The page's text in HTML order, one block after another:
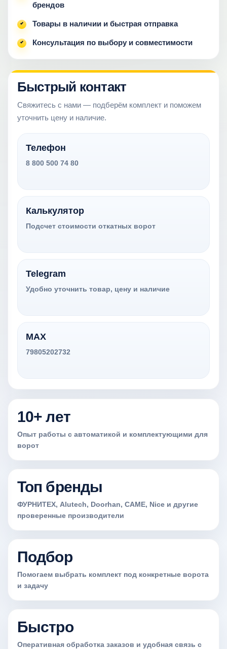
брендов
Товары в наличии и быстрая отправка
Консультация по выбору и совместимости
Быстрый контакт
Свяжитесь с нами — подберём комплект и поможем
уточнить цену и наличие.
Телефон
8 800 500 74 80
Калькулятор
Подсчет стоимости откатных ворот
Telegram
Удобно уточнить товар, цену и наличие
MAX
79805202732
10+ лет
Опыт работы с автоматикой и комплектующими для
ворот
Топ бренды
ФУРНИТЕХ, Alutech, Doorhan, CAME, Nice и другие
проверенные производители
Подбор
Помогаем выбрать комплект под конкретные ворота
и задачу
Быстро
Оперативная обработка заказов и удобная связь с